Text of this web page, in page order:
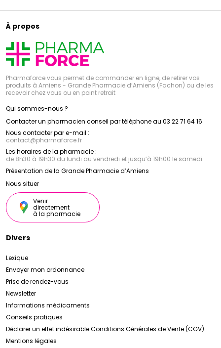
À propos
Pharmaforce vous permet de commander en ligne, de retirer vos
produits à Amiens - Grande Pharmacie d’Amiens (Fachon) ou de les
recevoir chez vous ou en point retrait
Qui sommes-nous ?
Contacter un pharmacien conseil par téléphone au 03 22 71 64 16
Nous contacter par e-mail :
contact@pharmaforce.fr
Les horaires de la pharmacie :
de 8h30 à 19h30 du lundi au vendredi et jusqu’à 19h00 le samedi
Présentation de la Grande Pharmacie d’Amiens
Nous situer
Venir
directement
à la pharmacie
Divers
Lexique
Envoyer mon ordonnance
Prise de rendez-vous
Newsletter
Informations médicaments
Conseils pratiques
Déclarer un effet indésirableConditions Générales de Vente (CGV)
Mentions légales